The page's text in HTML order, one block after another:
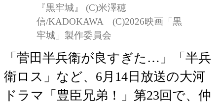
『黒牢城』 (C)米澤穂
信/KADOKAWA (C)2026映画「黒
牢城」製作委員会
「菅田半兵衛が良すぎた…」「半兵
衛ロス」など、6月14日放送の大河
ドラマ「豊臣兄弟！」第23回で、仲